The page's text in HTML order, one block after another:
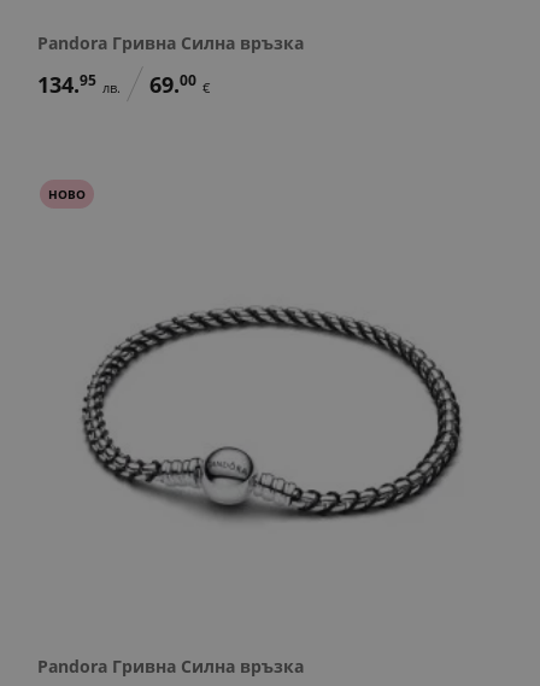
Pandora Гривна Силна връзка
134.95 лв. 69.00 €
НОВО
Pandora Гривна Силна връзка